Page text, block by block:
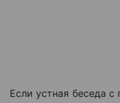
Если устная беседа